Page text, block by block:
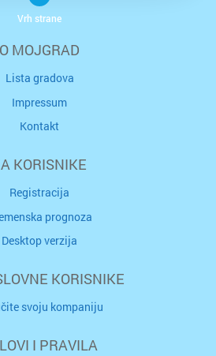
O MOJGRAD
Lista gradova
Impressum
Kontakt
KORISNIKE
Registracija
prognoza
Desktop verzija
KORISNIKE
svoju kompaniju
I PRAVILA
Vrh strane